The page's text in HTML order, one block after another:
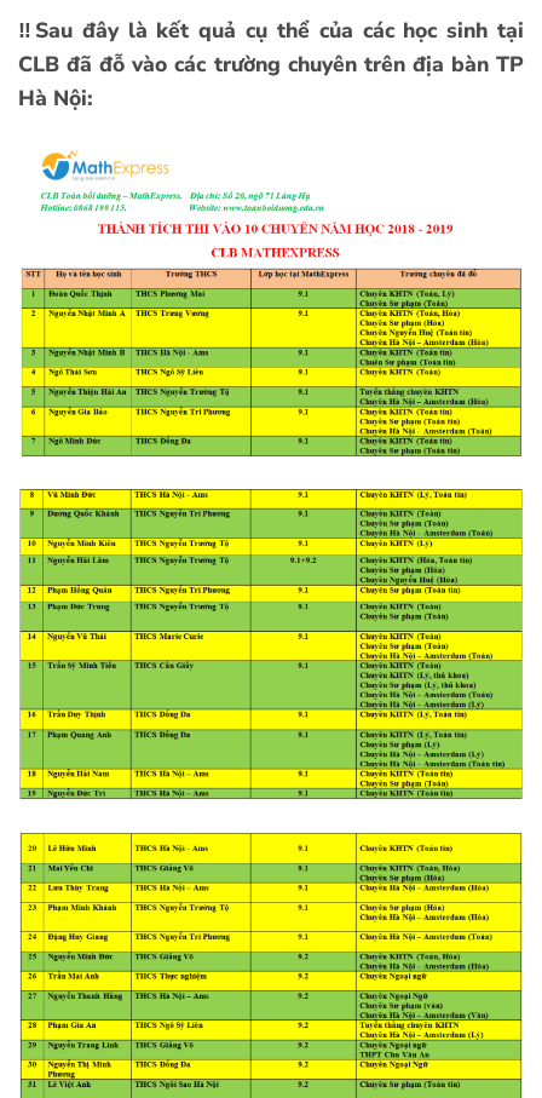
‼️Sau đây là kết quả cụ thể của các học sinh tại
CLB đã đỗ vào các trường chuyên trên địa bàn TP
Hà Nội: